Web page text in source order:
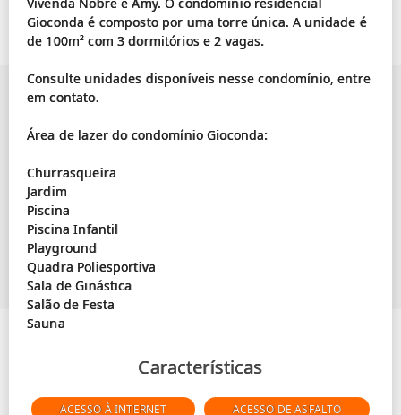
Vivenda Nobre e Amy. O condomínio residencial
Gioconda é composto por uma torre única. A unidade é
de 100m² com 3 dormitórios e 2 vagas.
Consulte unidades disponíveis nesse condomínio, entre
em contato.
Área de lazer do condomínio Gioconda:
Churrasqueira
Jardim
Piscina
Piscina Infantil
Playground
Quadra Poliesportiva
Sala de Ginástica
Salão de Festa
Características
ACESSO À INTERNET ACESSO DE ASFALTO